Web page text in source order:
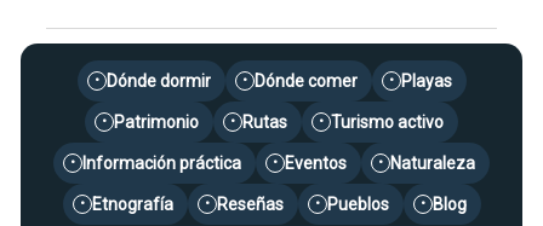
• Dónde dormir • Dónde comer • Playas
• Patrimonio • Rutas • Turismo activo
• Información práctica • Eventos • Naturaleza
• Etnografía • Reseñas • Pueblos • Blog